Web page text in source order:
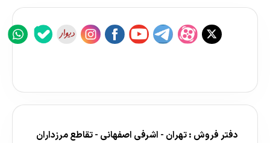
دفتر فروش : تهران - اشرفی اصفهانی - تقاطع مرزداران